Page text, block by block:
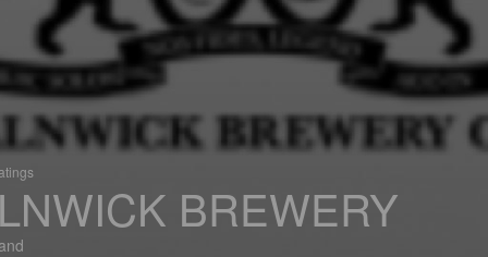
BREWERY